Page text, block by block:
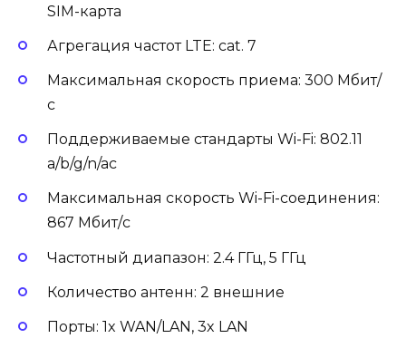
SIM-карта
Агрегация частот LTE: cat. 7
Максимальная скорость приема: 300 Мбит/
с
Поддерживаемые стандарты Wi-Fi: 802.11
a/b/g/n/ac
Максимальная скорость Wi-Fi-соединения:
867 Мбит/с
Частотный диапазон: 2.4 ГГц, 5 ГГц
Количество антенн: 2 внешние
Порты: 1x WAN/LAN, 3x LAN